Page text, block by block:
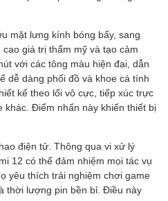
mặt lưng kính bóng bẩy, sang
giá trị thẩm mỹ và tạo cảm
với các tông màu hiện đại, dẫn
dễ dàng phối đồ và khoe cá tính
kế theo lối vô cực, tiếp xúc trực
Điểm nhấn này khiến thiết bị
điện tử. Thông qua vi xử lý
12 có thể đảm nhiệm mọi tác vụ
yêu thích trải nghiệm chơi game
thời lượng pin bền bỉ. Điều này